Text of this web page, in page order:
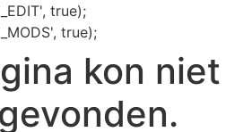
true);
true);
kon niet